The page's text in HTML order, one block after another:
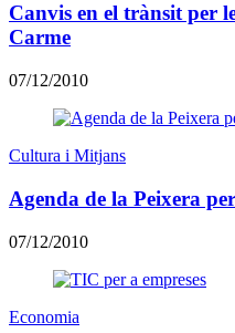
Canvis en el trànsit per
Carme
07/12/2010
Cultura i Mitjans
Agenda de la Peixera
07/12/2010
Economia